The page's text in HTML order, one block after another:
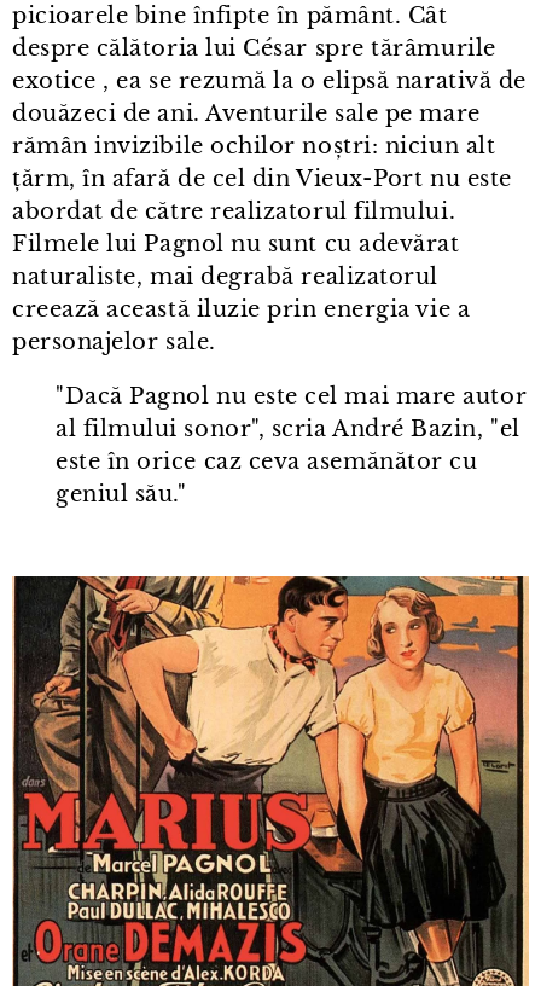
picioarele bine înfipte în pământ. Cât
despre călătoria lui César spre tărâmurile
exotice , ea se rezumă la o elipsă narativă de
douăzeci de ani. Aventurile sale pe mare
rămân invizibile ochilor noștri: niciun alt
țărm, în afară de cel din Vieux⁠-⁠Port nu este
abordat de către realizatorul filmului.
Filmele lui Pagnol nu sunt cu adevărat
naturaliste, mai degrabă realizatorul
creează această iluzie prin energia vie a
personajelor sale.
"Dacă Pagnol nu este cel mai mare autor
al filmului sonor", scria André Bazin, "el
este în orice caz ceva asemănător cu
geniul său."